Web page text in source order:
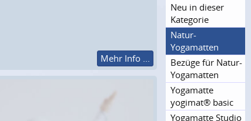
Mehr Info ...
Neu in dieser
Kategorie
Natur-
Yogamatten
Bezüge für Natur-
Yogamatten
Yogamatte
yogimat® basic
Yogamatte Studio